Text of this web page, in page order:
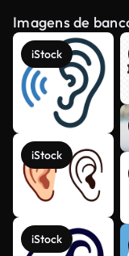
Imagens de
iStock
iStock
iStock